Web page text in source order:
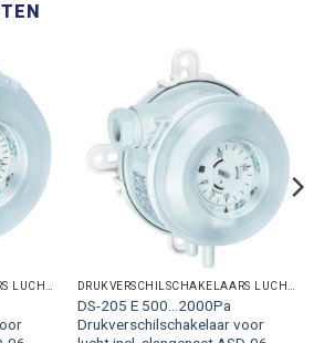
DRUKVERSCHILSCHAKELAARS LUCHTZIJDIG DRUKVERSCHILSCHAKELAARS LUCHTZIJDIG
DS-205 E 500…2000Pa
Drukverschilschakelaar voor